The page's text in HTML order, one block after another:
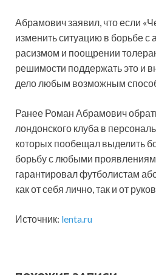
Абрамович заявил, что если
изменить ситуацию в борьбе с
расизмом и поощрении
решимости поддержать это и
дело любым возможным
Ранее Роман Абрамович
лондонского клуба в
которых пообещал выделить
борьбу с любыми
гарантировал футболистам
как от себя лично, так и от
Источник: lenta.ru